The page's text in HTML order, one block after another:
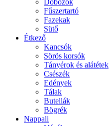
Dobozok
Fűszertartó
Fazekak
Sütő
Étkező
Kancsók
Sörös korsók
Tányérok és alátétek
Csészék
Edények
Tálak
Butellák
Bögrék
Nappali